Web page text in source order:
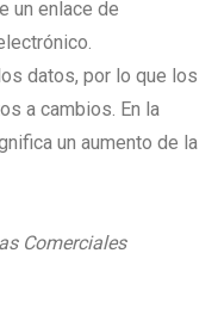
un enlace de
datos, por lo que los
a cambios. En la
un aumento de la
Comerciales